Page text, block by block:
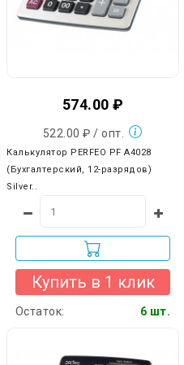
574.00 ₽
522.00 ₽ / опт.
Калькулятор PERFEO PF A4028
(Бухгалтерский, 12-разрядов)
Silver..
Купить в 1 клик
Остаток: 6 шт.